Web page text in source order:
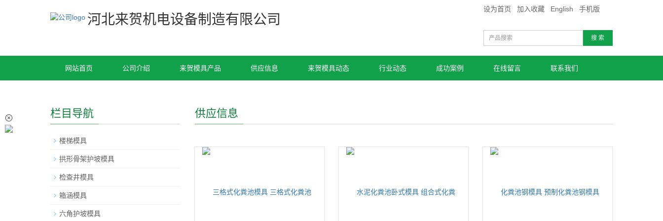
河北来贺机电设备制造有限公司
设为首页 加入收藏 English 手机版
搜 索
网站首页 公司介绍 来贺模具产品 供应信息 来贺模具动态 行业动态 成功案例 在线留言 联系我们
供应信息
栏目导航
楼梯模具
拱形骨架护坡模具
检查井模具
箱涵模具
六角护坡模具